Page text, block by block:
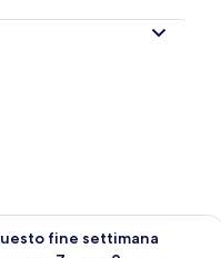
fine settimana
per questo